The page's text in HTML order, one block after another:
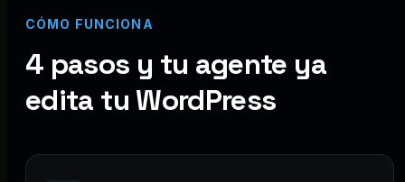
CÓMO FUNCIONA
4 pasos y tu agente ya
edita tu WordPress